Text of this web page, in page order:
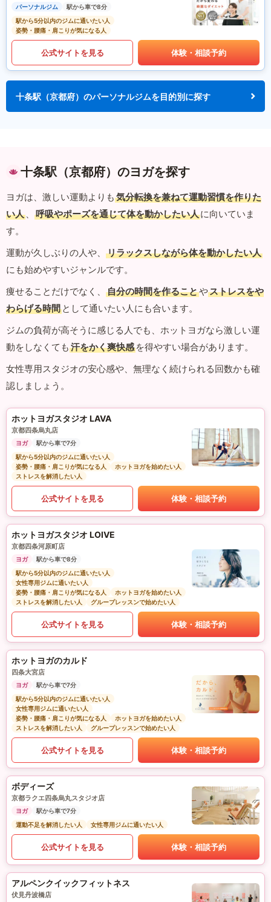
パーソナルジム
駅から車で8分
駅から5分以内のジムに通いたい人
姿勢・腰痛・肩こりが気になる人
公式サイトを見る 体験・相談予約
十条駅（京都府）のパーソナルジムを目的別に探す
十条駅（京都府）のヨガを探す
ヨガは、激しい運動よりも 気分転換を兼ねて運動習慣を作りた
い人 、 呼吸やポーズを通じて体を動かしたい人に向いていま
す。
運動が久しぶりの人や、
リラックスしながら体を動かしたい人
にも始めやすいジャンルです。
痩せることだけでなく、
自分の時間を作ることやストレスをや
わらげる時間 として通いたい人にも合います。
ジムの負荷が高そうに感じる人でも、ホットヨガなら激しい運
動をしなくても 汗をかく爽快感 を得やすい場合があります。
女性専用スタジオの安心感や、無理なく続けられる回数かも確
認しましょう。
ホットヨガスタジオ LAVA
京都四条烏丸店
ヨガ
駅から車で7分
駅から5分以内のジムに通いたい人
姿勢・腰痛・肩こりが気になる人
ホットヨガを始めたい人
ストレスを解消したい人
公式サイトを見る 体験・相談予約
ホットヨガスタジオ LOIVE
京都四条河原町店
ヨガ
駅から車で8分
駅から5分以内のジムに通いたい人
女性専用ジムに通いたい人
姿勢・腰痛・肩こりが気になる人
ホットヨガを始めたい人
ストレスを解消したい人
グループレッスンで始めたい人
公式サイトを見る 体験・相談予約
ホットヨガのカルド
四条大宮店
ヨガ
駅から車で7分
駅から5分以内のジムに通いたい人
女性専用ジムに通いたい人
姿勢・腰痛・肩こりが気になる人
ホットヨガを始めたい人
ストレスを解消したい人
グループレッスンで始めたい人
公式サイトを見る 体験・相談予約
ボディーズ
京都ラクエ四条烏丸スタジオ店
ヨガ
駅から車で7分
運動不足を解消したい人
女性専用ジムに通いたい人
公式サイトを見る 体験・相談予約
アルペンクイックフィットネス
伏見丹波橋店